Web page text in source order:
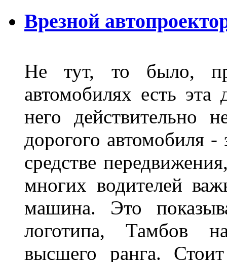
Врезной
Не тут, то было,
автомобилях есть
него действительно
дорогого автомобиля
средстве
многих водителей
машина. Это
логотипа, Тамбов
высшего ранга.